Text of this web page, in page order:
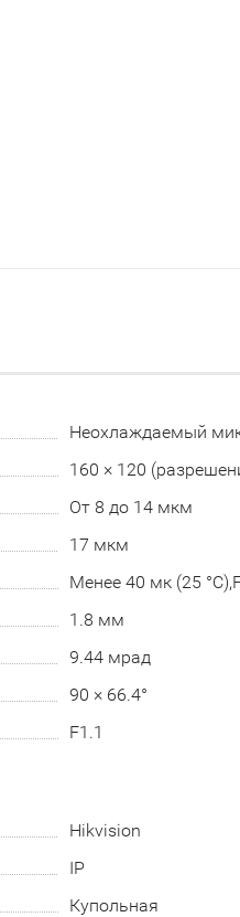
Неохлаждаемый
160 × 120
От 8 до 14 мкм
17 мкм
Менее 40 мк (25
1.8 мм
9.44 мрад
90 × 66.4°
F1.1
Hikvision
IP
Купольная